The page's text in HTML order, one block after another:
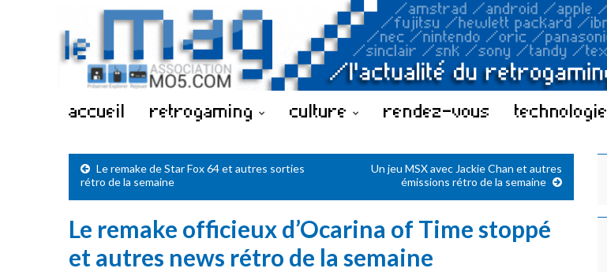
accueil retrogaming culture rendez-vous technologie
Le remake de Star Fox 64 et autres sorties
rétro de la semaine
Un jeu MSX avec Jackie Chan et autres
émissions rétro de la semaine
Le remake officieux d’Ocarina of Time stoppé
et autres news rétro de la semaine